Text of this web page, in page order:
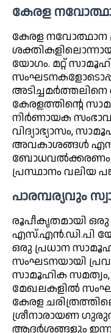
കേരള
കേരള നവോത്ഥാന
യോഗം. മറ്റ്
കേരളത്തിന്റെ
നിർണായക
വിദ്യാഭ്യാസം,
അവകാശങ്ങൾ
ബോധവൽക്കരണം
പ്രസ്ഥാനം വലിയ
പാരമ്പര്യവും
രൂപീകൃതമായി ഒരു
എസ്.എൻ.ഡി.പി
ഒരു പ്രധാന
സംഘടനയായി
സാമൂഹിക
മേഖലകളിൽ
കേരള
ശ്രീനാരായണ
ആദർശങ്ങളും